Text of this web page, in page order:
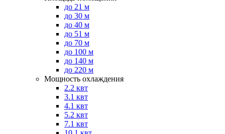
до 21 м
до 30 м
до 40 м
до 51 м
до 70 м
до 100 м
до 140 м
до 220 м
Мощность охлаждения
2.2 квт
3.1 квт
4.1 квт
5.2 квт
7.1 квт